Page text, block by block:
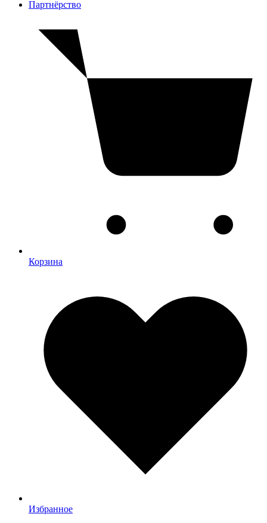
Партнёрство
Корзина
Избранное